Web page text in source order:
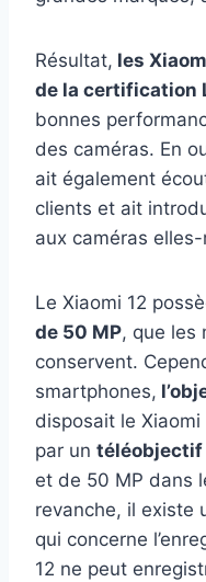
Résultat, les
de la certification
bonnes
des caméras. En
ait également
clients et ait
aux caméras
Le Xiaomi 12
de 50 MP, que les
conservent.
smartphones,
disposait le
par un téléobjectif
et de 50 MP dans
revanche, il existe
qui concerne
12 ne peut